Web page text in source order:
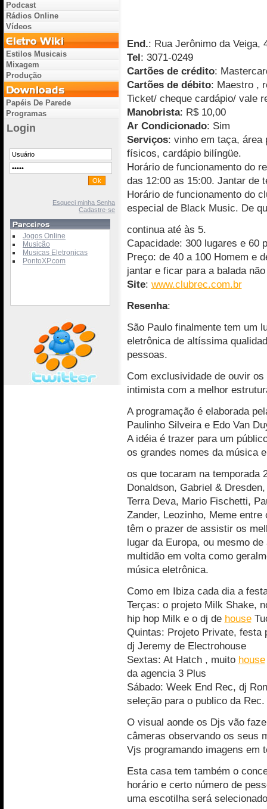
End.: Rua Jerônimo da Veiga,
Tel: 3071-0249
Cartões de crédito:
Cartões de débito: Maestro ,
Ticket/ cheque cardápio/ vale
Manobrista: R$ 10,00
Ar Condicionado: Sim
Serviços: vinho em taça, área
físicos, cardápio bilíngüe.
Horário de funcionamento do
das 12:00 as 15:00. Jantar de
Horário de funcionamento do
especial de Black Music. De
continua até às 5.
Capacidade: 300 lugares e 60
Preço: de 40 a 100 Homem e
jantar e ficar para a balada
Site: www.clubrec.com.br
Resenha:
São Paulo finalmente tem um
eletrônica de altíssima
pessoas.
Com exclusividade de ouvir
intimista com a melhor
A programação é elaborada
Paulinho Silveira e Edo Van
A idéia é trazer para um
os grandes nomes da música
os que tocaram na temporada
Donaldson, Gabriel &
Terra Deva, Mario Fischetti,
Zander, Leozinho, Meme
têm o prazer de assistir os
lugar da Europa, ou mesmo
multidão em volta como
música eletrônica.
Como em Ibiza cada dia a
Terças: o projeto Milk Shake,
hip hop Milk e o dj de house
Quintas: Projeto Private, festa
dj Jeremy de Electrohouse
Sextas: At Hatch , muito house
da agencia 3 Plus
Sábado: Week End Rec, dj
seleção para o publico da Rec.
O visual aonde os Djs vão
câmeras observando os seus
Vjs programando imagens em
Esta casa tem também o
horário e certo número de
uma escotilha será
Podcast
Rádios Online
Vídeos
Estilos Musicais
Mixagem
Produção
Papéis De Parede
Programas
Login
Esqueci minha Senha
Cadastre-se
Jogos Online
Musicão
Musicas Eletronicas
PontoXP.com